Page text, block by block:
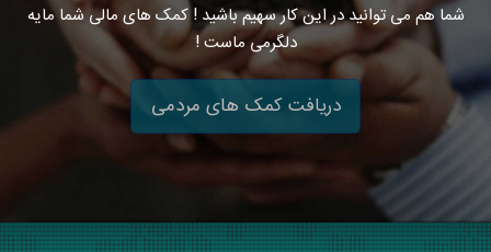
شما هم می توانید در این کار سهیم باشید ! کمک های مالی شما مایه
دلگرمی ماست !
دریافت کمک های مردمی